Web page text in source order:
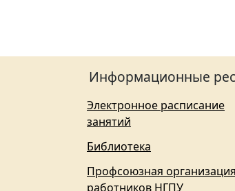
Информационные
Электронное расписание
занятий
Библиотека
Профсоюзная организация
работников НГПУ